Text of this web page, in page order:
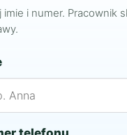
imie i numer. Pracownik